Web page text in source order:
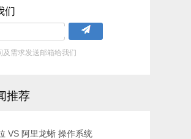
们
及需求发送邮箱给我们
推荐
VS 阿里龙蜥 操作系统